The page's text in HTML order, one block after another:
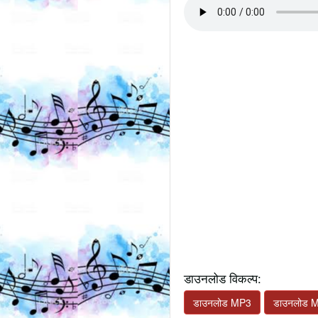
डाउनलोड विकल्प:
डाउनलोड MP3 डाउनलोड